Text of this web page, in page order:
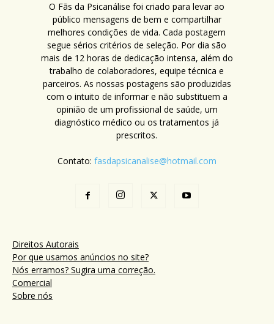
O Fãs da Psicanálise foi criado para levar ao
público mensagens de bem e compartilhar
melhores condições de vida. Cada postagem
segue sérios critérios de seleção. Por dia são
mais de 12 horas de dedicação intensa, além do
trabalho de colaboradores, equipe técnica e
parceiros. As nossas postagens são produzidas
com o intuito de informar e não substituem a
opinião de um profissional de saúde, um
diagnóstico médico ou os tratamentos já
prescritos.
Contato: fasdapsicanalise@hotmail.com
Direitos Autorais
Por que usamos anúncios no site?
Nós erramos? Sugira uma correção.
Comercial
Sobre nós